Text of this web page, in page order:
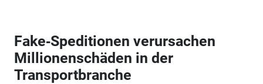
Fake‑Speditionen verursachen
Millionenschäden in der
Transportbranche